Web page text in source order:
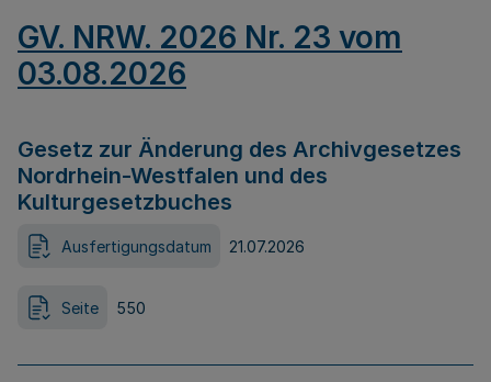
GV. NRW. 2026 Nr. 23 vom
03.08.2026
Gesetz zur Änderung des Archivgesetzes
Nordrhein-Westfalen und des
Kulturgesetzbuches
Ausfertigungsdatum 21.07.2026
Seite 550